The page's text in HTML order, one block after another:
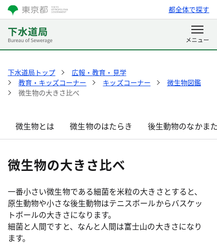
都全体で探す
下水道局トップ
広報・教育・見学
教育・キッズコーナー
キッズコーナー
微生物図鑑
微生物の大きさ比べ
微生物とは 微生物のはたらき 後生動物のなかま
微生物の大きさ比べ
一番小さい微生物である細菌を米粒の大きさとすると、
原生動物や小さな後生動物はテニスボールからバスケッ
トボールの大きさになります。
細菌と人間ですと、なんと人間は富士山の大きさになり
ます。